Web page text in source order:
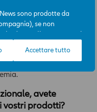
sono prodotte da
se non
destinata all’uso per scopi
in essa contenute
a propria
News, incluso il
temporaneamente
Accettare tutto
1. In linea con
internazionali, Allianz
(Ways of Working)
al modello
le esperienze
avete
vostri prodotti?